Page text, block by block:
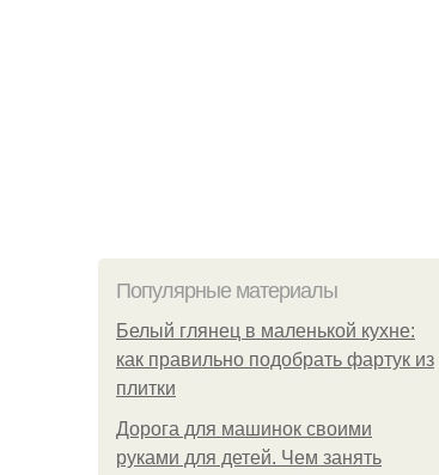
Популярные материалы
Белый глянец в маленькой кухне:
как правильно подобрать фартук из
плитки
Дорога для машинок своими
руками для детей. Чем занять